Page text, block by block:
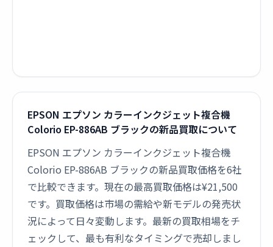
EPSON エプソン カラーインクジェット複合機
Colorio EP-886AB ブラックの新品買取について
EPSON エプソン カラーインクジェット複合機
Colorio EP-886AB ブラックの新品買取価格を6社
で比較できます。現在の最高買取価格は¥21,500
です。買取価格は市場の需給や新モデルの発売状
況によって日々変動します。最新の買取相場をチ
ェックして、最も有利なタイミングで売却しまし